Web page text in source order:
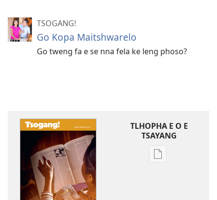
TSOGANG!
Go Kopa Maitshwarelo
Go tweng fa e se nna fela ke leng phoso?
TLHOPHA E O E
TSAYANG
Ditsela